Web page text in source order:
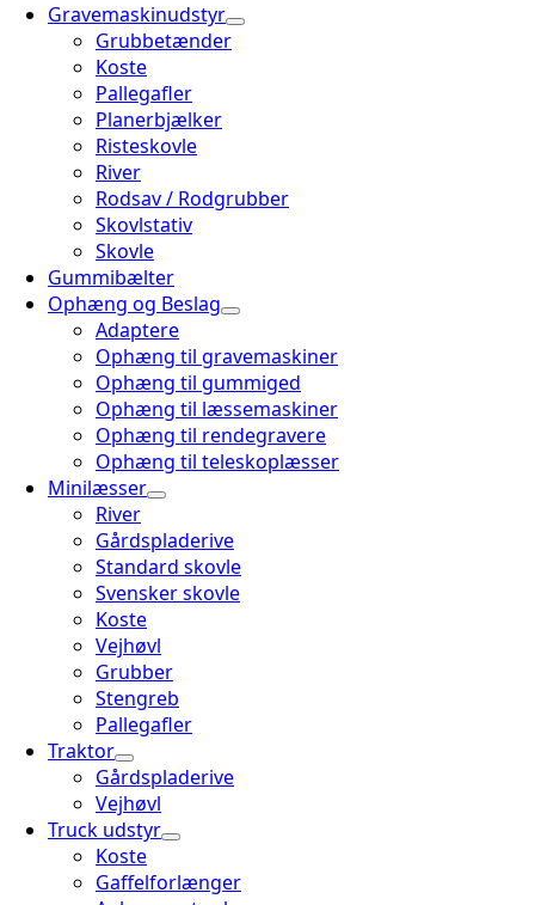
Gravemaskinudstyr
Grubbetænder
Koste
Pallegafler
Planerbjælker
Risteskovle
River
Rodsav / Rodgrubber
Skovlstativ
Skovle
Gummibælter
Ophæng og Beslag
Adaptere
Ophæng til gravemaskiner
Ophæng til gummiged
Ophæng til læssemaskiner
Ophæng til rendegravere
Ophæng til teleskoplæsser
Minilæsser
River
Gårdspladerive
Standard skovle
Svensker skovle
Koste
Vejhøvl
Grubber
Stengreb
Pallegafler
Traktor
Gårdspladerive
Vejhøvl
Truck udstyr
Koste
Gaffelforlænger